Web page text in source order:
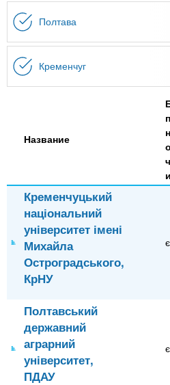
n
t
s
n
f
o
а
е
й
Онлайн
За
Полтава
Кременчуг
Название
Кременчуцький
національний
університет імені
Михайла
Остроградського,
КрНУ
є
Полтавський
державний
аграрний
університет,
ПДАУ
є